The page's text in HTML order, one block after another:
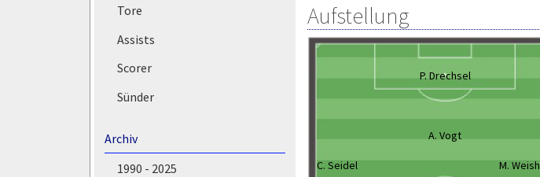
Tore
Assists
Scorer
Sünder
Archiv
1990 - 2025
Aufstellung
P. Drechsel
A. Vogt
C. Seidel M.